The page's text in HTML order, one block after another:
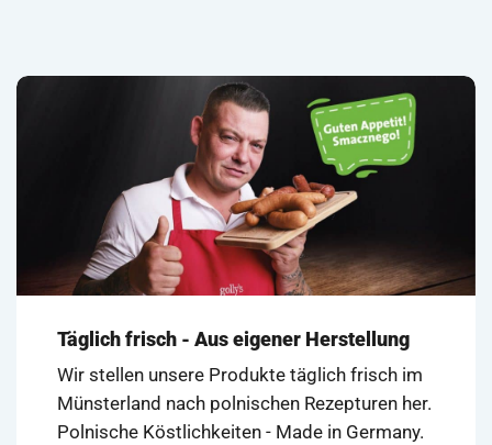
Täglich frisch - Aus eigener Herstellung
Wir stellen unsere Produkte täglich frisch im
Münsterland nach polnischen Rezepturen her.
Polnische Köstlichkeiten - Made in Germany.